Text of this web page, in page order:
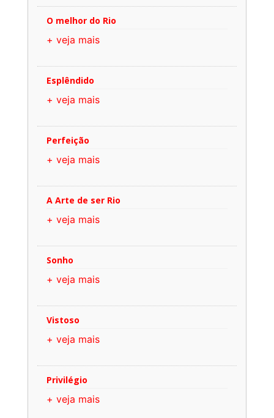
O melhor do Rio
+ veja mais
Esplêndido
+ veja mais
Perfeição
+ veja mais
A Arte de ser Rio
+ veja mais
Sonho
+ veja mais
Vistoso
+ veja mais
Privilégio
+ veja mais